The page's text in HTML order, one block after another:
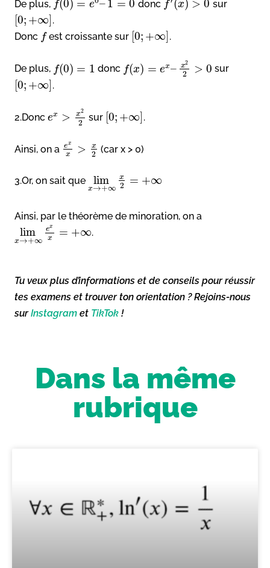
De plus, f(0) = e –1 = 0 donc f (x) > 0 sur
0; +∞ .
Donc fest croissante sur [0; +∞ .
De plus, f(0) = 1 donc f(x) = ex– x2
2 > 0 sur
0; +∞ .
2.Donc ex > x2
2 sur [0; +∞ .
Ainsi, on a ex
x > x
2 (car x > 0)
3.Or, on sait que lim
x→+∞
x
2 = +∞
Ainsi, par le théorème de minoration, on a
lim
x→+∞
ex
x = +∞.
Tu veux plus d’informations et de conseils pour réussir
tes examens et trouver ton orientation ? Rejoins-nous
surInstagram et TikTok !
Dans la même
rubrique